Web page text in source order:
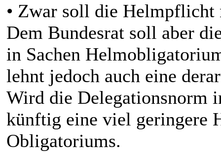
• Zwar soll die
Dem Bundesrat soll aber
in Sachen
lehnt jedoch auch eine
Wird die Delegationsnorm
künftig eine viel geringere
Obligatoriums.